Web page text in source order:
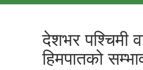
देशभर पश्चिमी
हिमपातको